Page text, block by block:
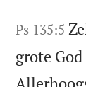
Ps 135:5
grote